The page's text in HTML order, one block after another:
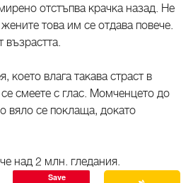
отстъпва крачка назад. Не
това им се отдава повече.
възрастта.
влага такава страст в
смеете с глас. Момченцето до
вяло се поклаща, докато
над 2 млн. гледания.
Save